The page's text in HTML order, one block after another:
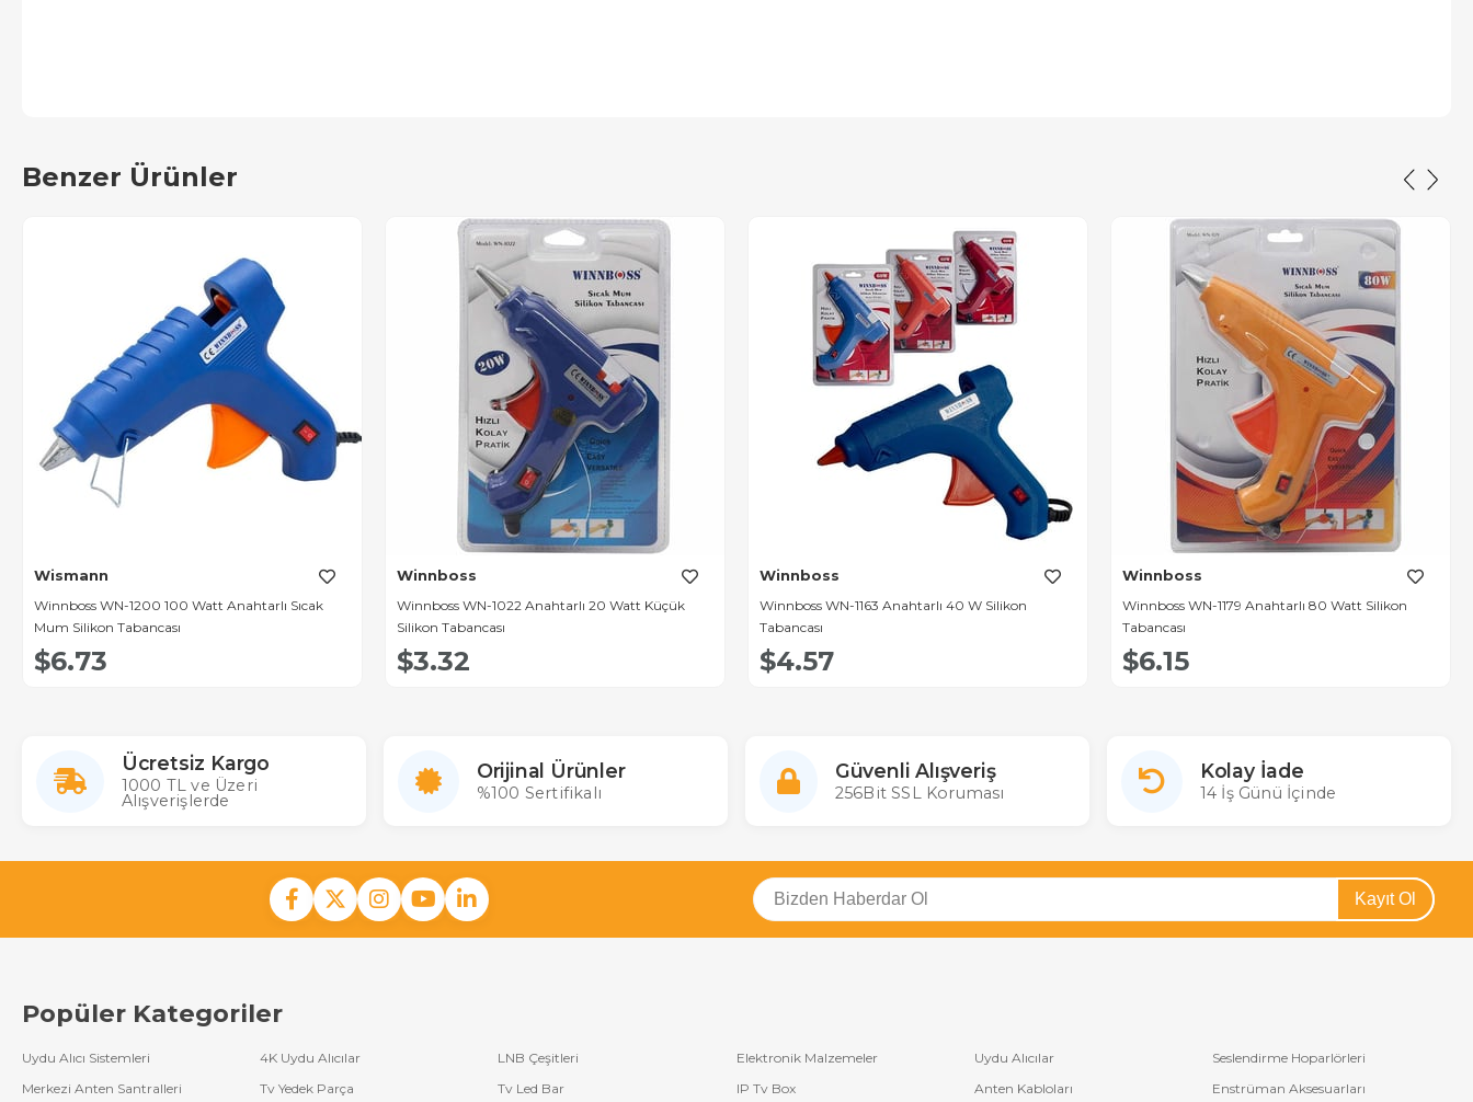
Benzer Ürünler
Wismann
Winnboss WN-1200 100 Watt Anahtarlı Sıcak
Mum Silikon Tabancası
$6.73
Winnboss
Winnboss WN-1022 Anahtarlı 20 Watt Küçük
Silikon Tabancası
$3.32
Winnboss
Winnboss WN-1163 Anahtarlı 40 W Silikon
Tabancası
$4.57
Winnboss
Winnboss WN-1179 Anahtarlı 80 Watt Silikon
Tabancası
$6.15
Ücretsiz Kargo
1000 TL ve Üzeri
Alışverişlerde
Orijinal Ürünler
%100 Sertifikalı
Güvenli Alışveriş
256Bit SSL Koruması
Kolay İade
14 İş Günü İçinde
Kayıt Ol
Popüler Kategoriler
Uydu Alıcı Sistemleri 4K Uydu Alıcılar LNB Çeşitleri Elektronik Malzemeler Uydu Alıcılar
Seslendirme Hoparlörleri
Merkezi Anten Santralleri
Tv Yedek Parça Tv Led Bar IP Tv Box Anten Kabloları
Enstrüman Aksesuarları